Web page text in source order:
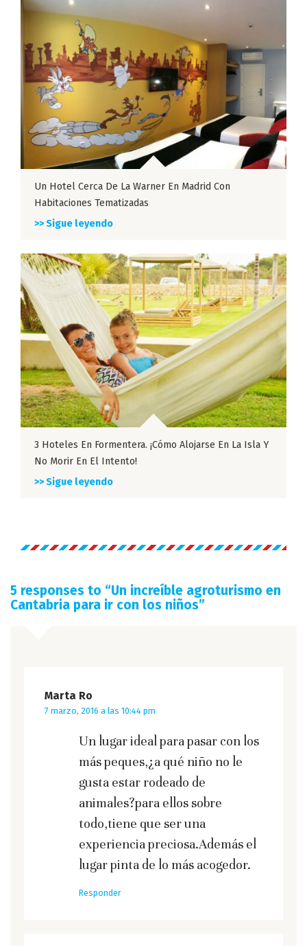
Un Hotel Cerca De La Warner En Madrid Con
Habitaciones Tematizadas
>> Sigue leyendo
3 Hoteles En Formentera. ¡Cómo Alojarse En La Isla Y
No Morir En El Intento!
>> Sigue leyendo
5 responses to “Un increíble agroturismo en
Cantabria para ir con los niños”
Marta Ro
7 marzo, 2016 a las 10:44 pm
Un lugar ideal para pasar con los
más peques,¿a qué niño no le
gusta estar rodeado de
animales?para ellos sobre
todo,tiene que ser una
experiencia preciosa.Además el
lugar pinta de lo más acogedor.
Responder